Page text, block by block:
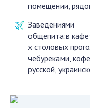
помещении,
Заведениями
общепита:в
х столовых
чебуреками,
русской,